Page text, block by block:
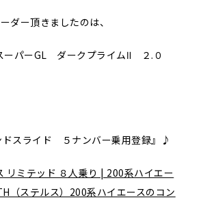
ダー頂きましたのは、
ーパーGL ダークプライムⅡ ２.０
ドスライド ５ナンバー乗用登録』♪
リミテッド ８人乗り | 200系ハイエー
（ステルス）200系ハイエースのコン